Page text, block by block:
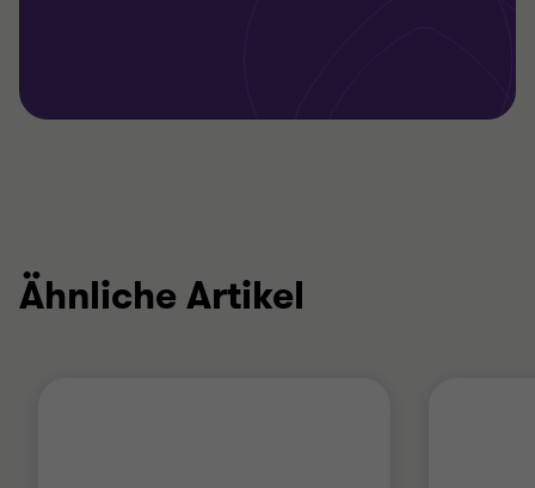
Ähnliche Artikel